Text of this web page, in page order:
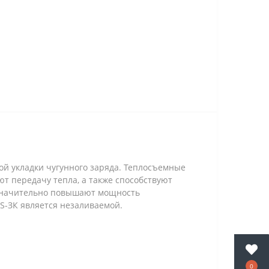
0
укладки чугунного заряда. Теплосъемные
передачу тепла, а также способствуют
повышают мощность
является незаливаемой.